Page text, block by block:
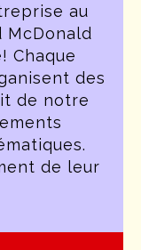
au
McDonald
Chaque
des
de notre
de leur